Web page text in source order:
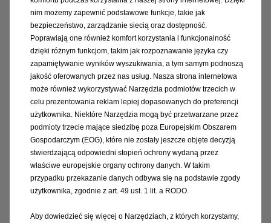
wyświetlacz kierowcy
Ładowarka indukcyjna w schowku za
przezroczystą szybką
Bezpieczeństwo & Układy
wspomagające
Układ ABS oraz stabilizacji toru jazdy ESP® ze
wspomaganiem ruszania (HSA) i zjeżdżania
(HDA) na pochyłościach
Układ utrzymania na pasie ruchu z
nim możemy zapewnić podstawowe funkcje, takie jak
bezpieczeństwo, zarządzanie siecią oraz dostępność.
Poprawiają one również komfort korzystania i funkcjonalność
dzięki różnym funkcjom, takim jak rozpoznawanie języka czy
zapamiętywanie wyników wyszukiwania, a tym samym podnoszą
jakość oferowanych przez nas usług. Nasza strona internetowa
może również wykorzystywać Narzędzia podmiotów trzecich w
celu prezentowania reklam lepiej dopasowanych do preferencji
użytkownika. Niektóre Narzędzia mogą być przetwarzane przez
podmioty trzecie mające siedzibę poza Europejskim Obszarem
Gospodarczym (EOG), które nie zostały jeszcze objęte decyzją
stwierdzającą odpowiedni stopień ochrony wydaną przez
właściwe europejskie organy ochrony danych. W takim
przypadku przekazanie danych odbywa się na podstawie zgody
użytkownika, zgodnie z art. 49 ust. 1 lit. a RODO.
Aby dowiedzieć się więcej o Narzędziach, z których korzystamy,